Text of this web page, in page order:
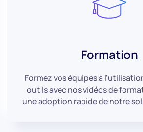
Formation
Formez vos équipes à
outils avec nos vidéos de
une adoption rapide de notre